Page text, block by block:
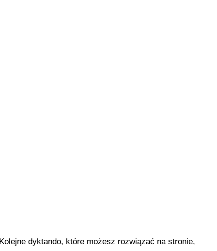
dyktando, które możesz rozwiązać na stronie,